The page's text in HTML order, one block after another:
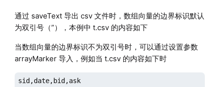
通过 saveText 导出 csv 文件时，数组向量的边界标识默认
为双引号（”），本例中 t.csv 的内容如下
当数组向量的边界标识不为双引号时，可以通过设置参数
arrayMarker 导入，例如当 t.csv 的内容如下时
sid,date,bid,ask